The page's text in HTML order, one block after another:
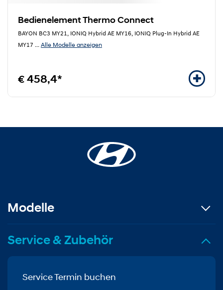
Bedienelement Thermo Connect
BAYON BC3 MY21, IONIQ Hybrid AE MY16, IONIQ Plug-In Hybrid AE
MY17 ... Alle Modelle anzeigen
€ 458,4*
Modelle
Service & Zubehör
Service Termin buchen